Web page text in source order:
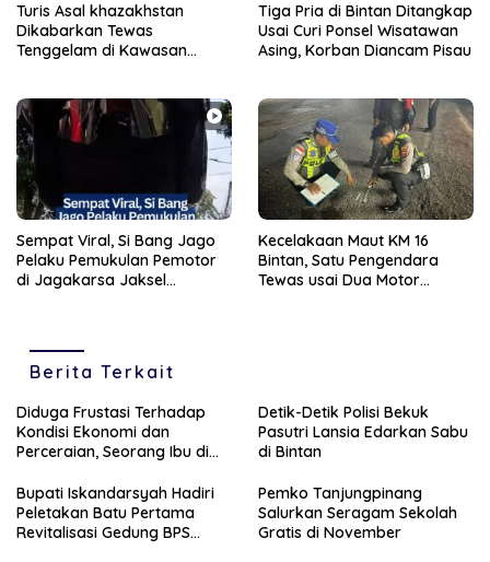
Turis Asal khazakhstan
Dikabarkan Tewas
Tenggelam di Kawasan
Tiga Pria di Bintan Ditangkap
Usai Curi Ponsel Wisatawan
Asing, Korban Diancam Pisau
Sempat Viral, Si Bang Jago
Pelaku Pemukulan Pemotor
di Jagakarsa Jaksel
Kecelakaan Maut KM 16
Bintan, Satu Pengendara
Tewas usai Dua Motor
Berita Terkait
Diduga Frustasi Terhadap
Kondisi Ekonomi dan
Perceraian, Seorang Ibu di
Anaknya Sendiri
Detik-Detik Polisi Bekuk
Pasutri Lansia Edarkan Sabu
di Bintan
Bupati Iskandarsyah Hadiri
Peletakan Batu Pertama
Revitalisasi Gedung BPS
Pemko Tanjungpinang
Salurkan Seragam Sekolah
Gratis di November